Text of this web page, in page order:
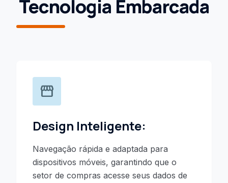
Tecnologia Embarcada
storefront
Design Inteligente:
Navegação rápida e adaptada para
dispositivos móveis, garantindo que o
setor de compras acesse seus dados de